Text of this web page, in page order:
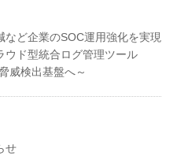
ど企業のSOC運用強化を実現
ド型統合ログ管理ツール
威検出基盤へ～
せ